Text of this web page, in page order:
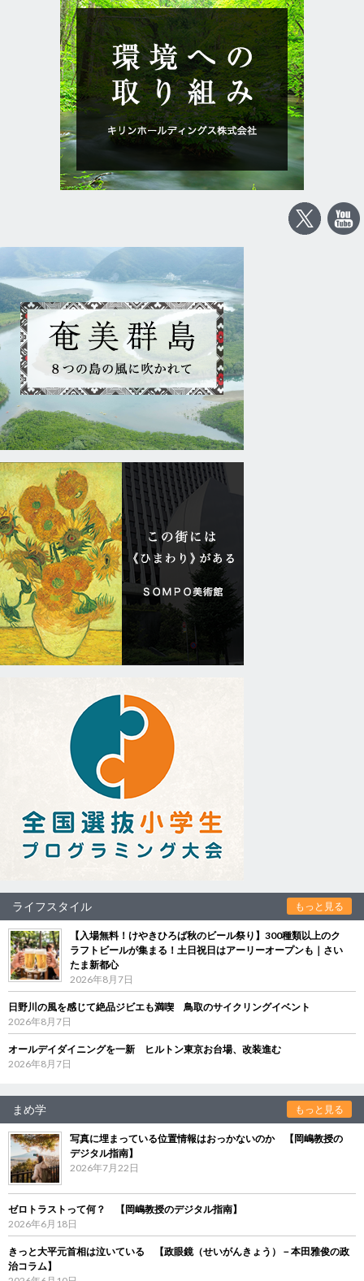
ライフスタイル もっと見る
【入場無料！けやきひろば秋のビール祭り】300種類以上のク
ラフトビールが集まる！土日祝日はアーリーオープンも｜さい
たま新都心
2026年8月7日
日野川の風を感じて絶品ジビエも満喫 鳥取のサイクリングイベント
2026年8月7日
オールデイダイニングを一新 ヒルトン東京お台場、改装進む
2026年8月7日
まめ学 もっと見る
写真に埋まっている位置情報はおっかないのか 【岡嶋教授の
デジタル指南】
2026年7月22日
ゼロトラストって何？ 【岡嶋教授のデジタル指南】
2026年6月18日
きっと大平元首相は泣いている 【政眼鏡（せいがんきょう）－本田雅俊の政
治コラム】